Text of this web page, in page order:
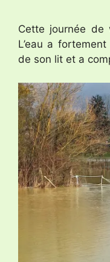
Cette journée de
L’eau a
de son lit et a